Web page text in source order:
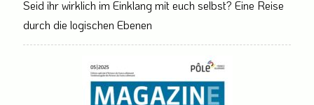
Seid ihr wirklich im Einklang mit euch selbst? Eine Reise
durch die logischen Ebenen